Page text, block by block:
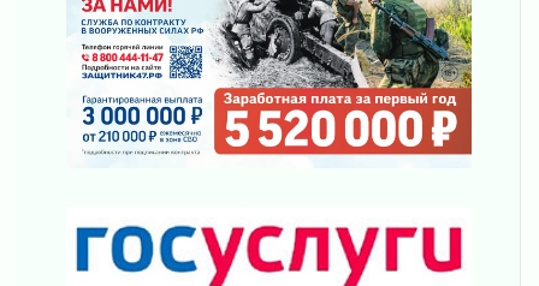
Ленобласть отметила заслуги жителей перед
регионом и страной
02 августа 2026
Ладога — не пруд
02 августа 2026
ПСК через Гослуслуги напомнит жителям
02 августа 2026
Пропавшего подростка нашли в Кировском